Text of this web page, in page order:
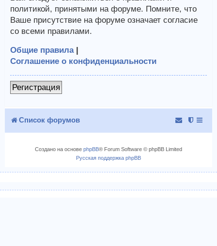
политикой, принятыми на форуме. Помните, что
Ваше присутствие на форуме означает согласие
со всеми правилами.
Общие правила|
Соглашение о конфиденциальности
Регистрация
Список форумов
Создано на основе phpBB® Forum Software © phpBB Limited
Русская поддержка phpBB